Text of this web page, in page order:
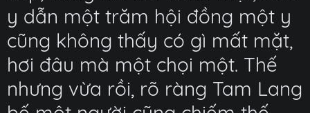
y dẫn một trăm hội đồng một y
cũng không thấy có gì mất mặt,
hơi đâu mà một chọi một. Thế
nhưng vừa rồi, rõ ràng Tam Lang